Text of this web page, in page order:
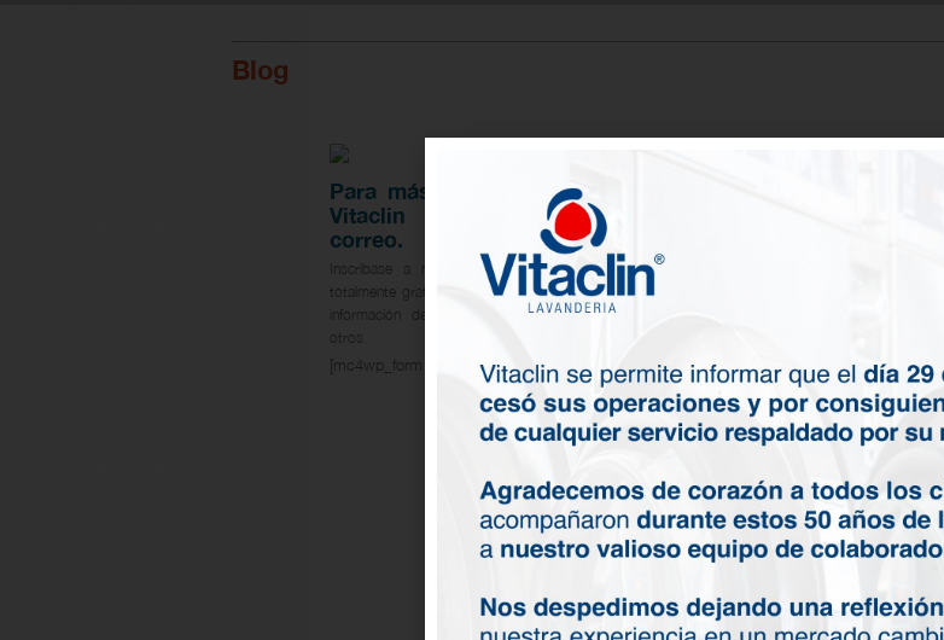
Blog
Para más información de
Vitaclin déjenos su
correo.
Inscríbase a nuestros eNews y recibirá
totalmente gratis consejos, promociones e
información de nuestros servicios, entre
otros.
[mc4wp_form id="782"]